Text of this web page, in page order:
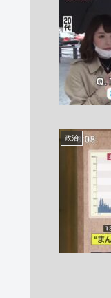
政治